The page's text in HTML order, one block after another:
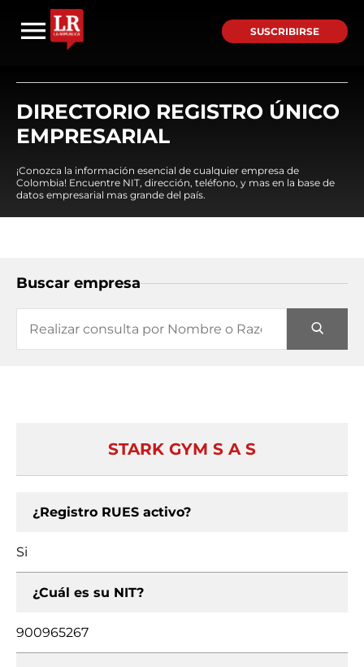
SUSCRIBIRSE
DIRECTORIO REGISTRO ÚNICO
EMPRESARIAL
¡Conozca la información esencial de cualquier empresa de
Colombia! Encuentre NIT, dirección, teléfono, y mas en la base de
datos empresarial mas grande del país.
Buscar empresa
STARK GYM S A S
¿Registro RUES activo?
Si
¿Cuál es su NIT?
900965267